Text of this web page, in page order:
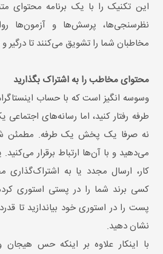
این تکنیک را با یک برنامه محتوای
نظرسنجی‌ها، پرسش‌ها و آزمون‌ها
مخاطبان شما را تشویق می‌کنند تا درگیر
محتوای مخاطب را به اشتراک بگذارید
وسوسه انگیز است که با حساب
طرفه رفتار کنید، اما رسانه‌های
نه صرفا یک پخش یک طرفه. مطمئن
می‌دهید و با آن‌ها ارتباط برقرار
کار، ارسال مجدد یا به
کسی برند شما را در پستی استوری
پست را در استوری خود بیاندازید تا
نشان دهید.
با اینکار علاوه بر اینکه حس